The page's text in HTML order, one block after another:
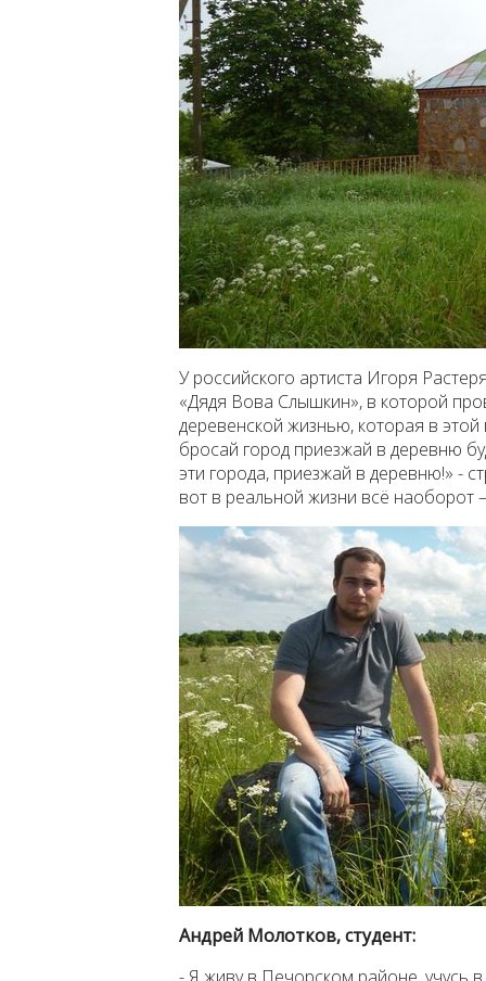
У российского артиста Игоря
«Дядя Вова Слышкин», в которой
деревенской жизнью, которая в
бросай город приезжай в деревню
эти города, приезжай в деревню!» -
вот в реальной жизни всё
Андрей Молотков, студент: